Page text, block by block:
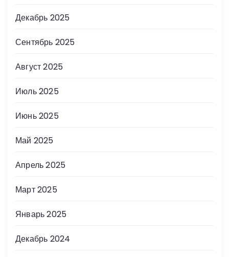
Декабрь 2025
Сентябрь 2025
Август 2025
Июль 2025
Июнь 2025
Май 2025
Апрель 2025
Март 2025
Январь 2025
Декабрь 2024